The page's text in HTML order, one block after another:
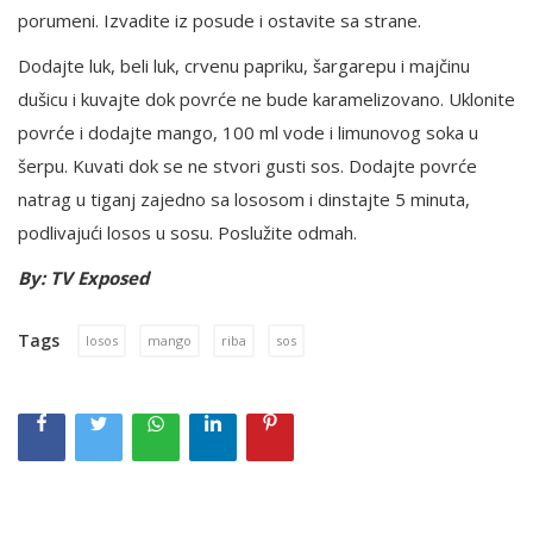
porumeni. Izvadite iz posude i ostavite sa strane.
Dodajte luk, beli luk, crvenu papriku, šargarepu i majčinu
dušicu i kuvajte dok povrće ne bude karamelizovano. Uklonite
povrće i dodajte mango, 100 ml vode i limunovog soka u
šerpu. Kuvati dok se ne stvori gusti sos. Dodajte povrće
natrag u tiganj zajedno sa lososom i dinstajte 5 minuta,
podlivajući losos u sosu. Poslužite odmah.
By: TV Exposed
Tags losos mango riba sos